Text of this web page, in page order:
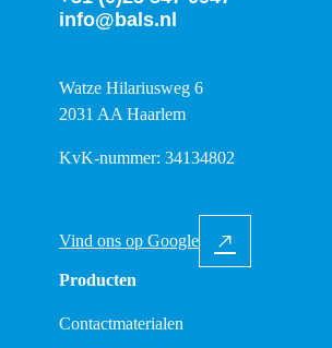
info@bals.nl
Watze Hilariusweg 6
2031 AA Haarlem
KvK-nummer: 34134802
Vind ons op Google
Producten
Contactmaterialen